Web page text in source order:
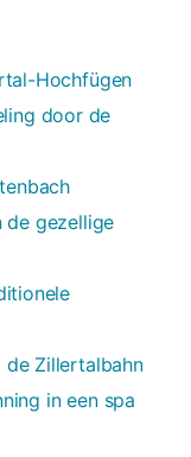
Hochfügen
door de
de gezellige
de Zillertalbahn
in een spa